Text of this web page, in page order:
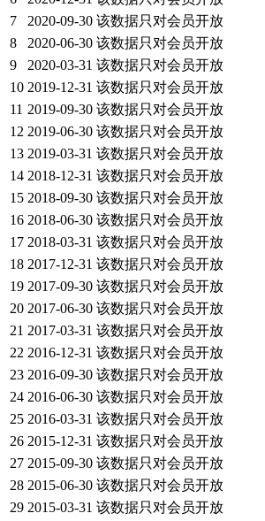
7
2020-09-30 该数据只对会员开放
8
2020-06-30 该数据只对会员开放
9
2020-03-31 该数据只对会员开放
10 2019-12-31 该数据只对会员开放
11 2019-09-30 该数据只对会员开放
12 2019-06-30 该数据只对会员开放
13 2019-03-31 该数据只对会员开放
14 2018-12-31 该数据只对会员开放
15 2018-09-30 该数据只对会员开放
16 2018-06-30 该数据只对会员开放
17 2018-03-31 该数据只对会员开放
18 2017-12-31 该数据只对会员开放
19 2017-09-30 该数据只对会员开放
20 2017-06-30 该数据只对会员开放
21 2017-03-31 该数据只对会员开放
22 2016-12-31 该数据只对会员开放
23 2016-09-30 该数据只对会员开放
24 2016-06-30 该数据只对会员开放
25 2016-03-31 该数据只对会员开放
26 2015-12-31 该数据只对会员开放
27 2015-09-30 该数据只对会员开放
28 2015-06-30 该数据只对会员开放
29 2015-03-31 该数据只对会员开放